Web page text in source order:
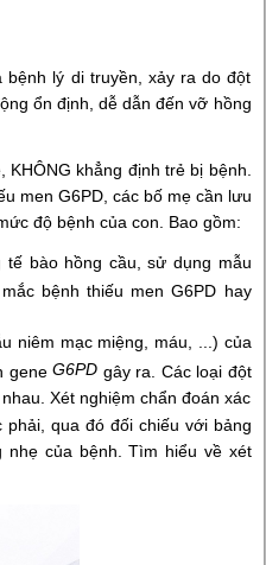
lý di truyền, xảy ra do đột
ổn định, dễ dẫn đến vỡ hồng
khẳng định trẻ bị bệnh.
men G6PD, các bố mẹ cần lưu
độ bệnh của con. Bao gồm:
tế bào hồng cầu, sử dụng mẫu
bệnh thiếu men G6PD hay
niêm mạc miệng, máu, ...) của
gene G6PD gây ra. Các loại đột
Xét nghiệm chẩn đoán xác
phải, qua đó đối chiếu với bảng
nhẹ của bệnh. Tìm hiểu về xét